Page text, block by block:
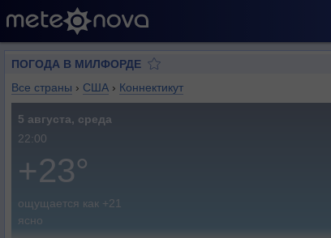
ПОГОДА В МИЛФОРДЕ
Все страны › США › Коннектикут
5 августа, среда
22:00
+23°
ощущается как +21
ясно